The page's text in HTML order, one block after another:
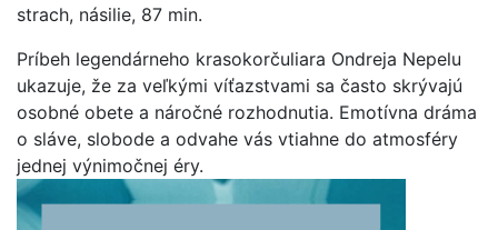
strach, násilie, 87 min.
Príbeh legendárneho krasokorčuliara Ondreja Nepelu
ukazuje, že za veľkými víťazstvami sa často skrývajú
osobné obete a náročné rozhodnutia. Emotívna dráma
o sláve, slobode a odvahe vás vtiahne do atmosféry
jednej výnimočnej éry.